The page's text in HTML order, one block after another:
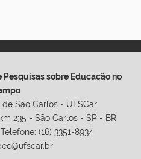
Pesquisas sobre Educação no
São Carlos - UFSCar
235 - São Carlos - SP - BR
(16) 3351-8934